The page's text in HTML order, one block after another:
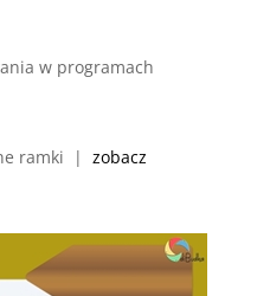
w programach
ramki | zobacz